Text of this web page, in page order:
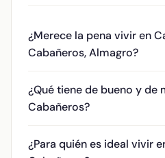
¿Merece la pena vivir en
Cabañeros, Almagro?
¿Qué tiene de bueno y de
Cabañeros?
¿Para quién es ideal vivir